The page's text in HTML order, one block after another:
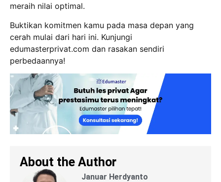
meraih nilai optimal.
Buktikan komitmen kamu pada masa depan yang
cerah mulai dari hari ini. Kunjungi
edumasterprivat.com dan rasakan sendiri
perbedaannya!
About the Author
Januar Herdyanto